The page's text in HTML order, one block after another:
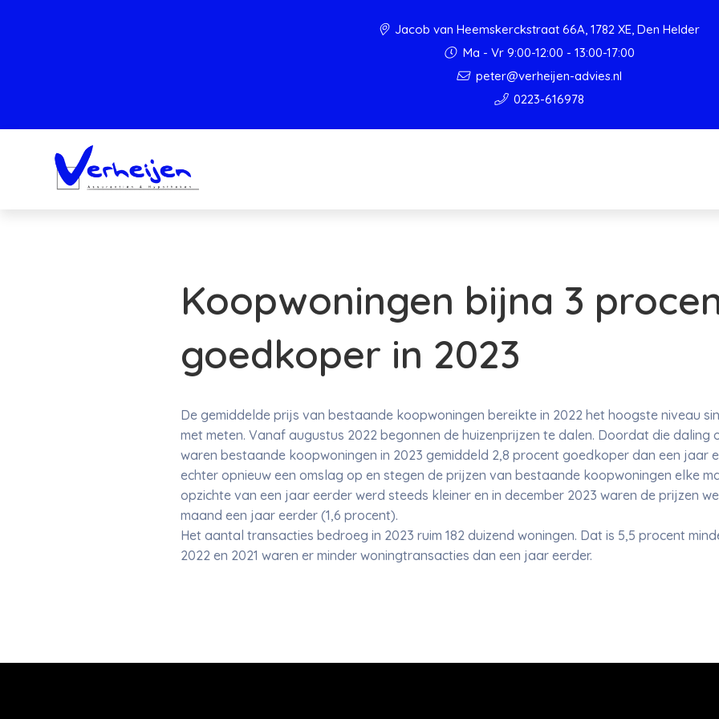
Jacob van Heemskerckstraat 66A, 1782 XE, Den Helder
Ma - Vr 9:00-12:00 - 13:00-17:00
peter@verheijen-advies.nl
0223-616978
Koopwoningen bijna 3
goedkoper in 2023
De gemiddelde prijs van bestaande koopwoningen bereikte in 2022 het hoogste niveau
met meten. Vanaf augustus 2022 begonnen de huizenprijzen te dalen. Doordat die daling
waren bestaande koopwoningen in 2023 gemiddeld 2,8 procent goedkoper dan een jaar
echter opnieuw een omslag op en stegen de prijzen van bestaande koopwoningen elke
opzichte van een jaar eerder werd steeds kleiner en in december 2023 waren de prijzen
maand een jaar eerder (1,6 procent).
Het aantal transacties bedroeg in 2023 ruim 182 duizend woningen. Dat is 5,5 procent
2022 en 2021 waren er minder woningtransacties dan een jaar eerder.